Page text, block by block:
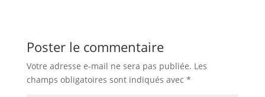
Poster le commentaire
Votre adresse e-mail ne sera pas publiée. Les
champs obligatoires sont indiqués avec *